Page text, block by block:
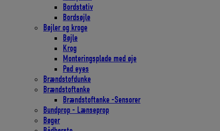
Bordstativ
Bordsøjle
Bøjler og kroge
Bøjle
Krog
Monteringsplade med øje
Pad eyes
Brændstofdunke
Brændstoftanke
Brændstoftanke -Sensorer
Bundprop - Lænseprop
Bøger